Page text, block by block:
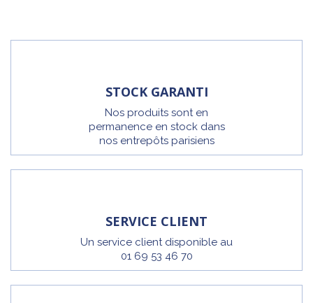
STOCK GARANTI
Nos produits sont en
permanence en stock dans
nos entrepôts parisiens
SERVICE CLIENT
Un service client disponible au
01 69 53 46 70